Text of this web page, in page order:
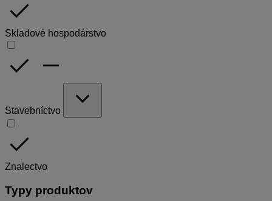
done
Skladové hospodárstvo
done remove
Stavebníctvo
expand_more
done
Znalectvo
Typy produktov